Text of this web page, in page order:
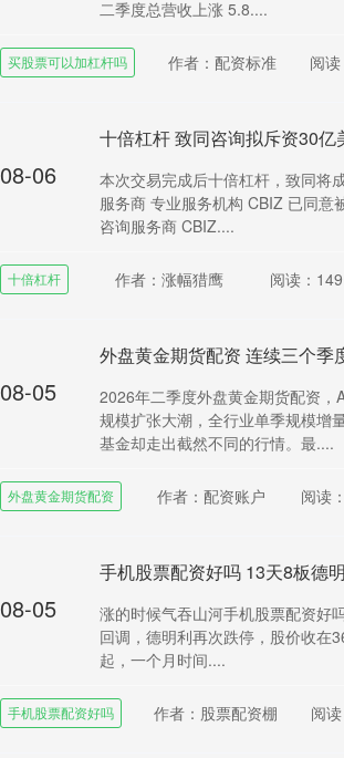
二季度总营收上涨 5.8....
买股票可以加杠杆吗 作者：配资标准 阅
08-06
十倍杠杆 致同咨询拟斥资30亿
本次交易完成后十倍杠杆，致同将
服务商 专业服务机构 CBIZ 已同意
咨询服务商 CBIZ....
十倍杠杆 作者：涨幅猎鹰 阅读：149
08-05
2026年二季度外盘黄金期货配资
规模扩张大潮，全行业单季规模增
基金却走出截然不同的行情。最....
外盘黄金期货配资 作者：配资账户 阅读
08-05
手机股票配资好吗 13天8板德
涨的时候气吞山河手机股票配资好
回调，德明利再次跌停，股价收在
起，一个月时间....
手机股票配资好吗 作者：股票配资棚 阅